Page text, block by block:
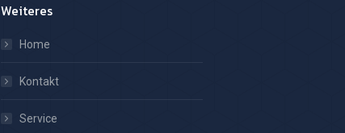
Weiteres
Home
Kontakt
Service